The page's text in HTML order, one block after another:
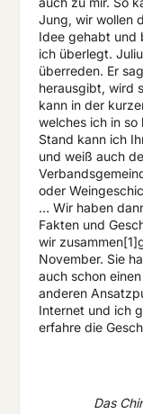
Jung, wir wollen
Idee gehabt und
ich überlegt.
überreden. Er
herausgibt, wird
kann in der
welches ich in
Stand kann ich
und weiß auch
oder
… Wir haben
Fakten und
wir
November. Sie
auch schon
anderen
Internet und ich
erfahre die
Das